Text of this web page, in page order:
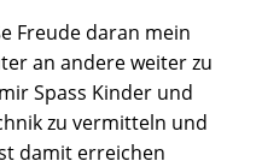
Freude daran mein
an andere weiter zu
Spass Kinder und
zu vermitteln und
damit erreichen